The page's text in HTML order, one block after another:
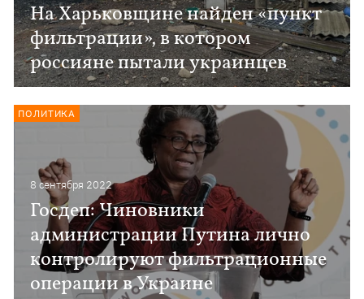
На Харьковщине найден «пункт
фильтрации», в котором
россияне пытали украинцев
8 сентября 2022
Госдеп: Чиновники
администрации Путина лично
контролируют фильтрационные
операции в Украине
ПОЛИТИКА